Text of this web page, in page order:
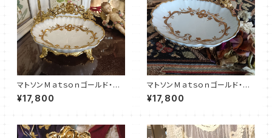
マトソンＭａｔｓｏｎゴールド・ソ
ープディッシュ（MT0025）
¥17,800
マトソンＭａｔｓｏｎゴールド・ソ
ープディッシュ（MT0022）
¥17,800